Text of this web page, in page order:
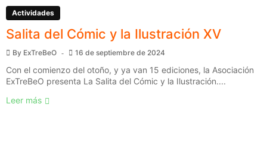
Actividades
Salita del Cómic y la Ilustración XV
By ExTreBeO 16 de septiembre de 2024
Con el comienzo del otoño, y ya van 15 ediciones, la Asociación
ExTreBeO presenta La Salita del Cómic y la Ilustración....
Leer más